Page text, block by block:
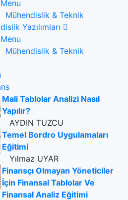
Menu
Mühendislik & Teknik
Yazılımları
Menu
Mühendislik & Teknik
Mali Tablolar Analizi Nasıl
Yapılır?
AYDIN TUZCU
Temel Bordro Uygulamaları
Eğitimi
Yılmaz UYAR
Finansçı Olmayan Yöneticiler
İçin Finansal Tablolar Ve
Finansal Analiz Eğitimi